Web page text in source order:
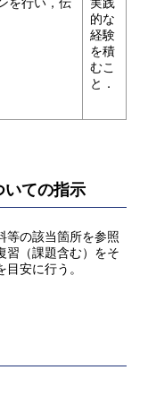
を行い，伝
実践
的な
経験
を積
むこ
と．
いての指示
等の該当箇所を参照
習（課題含む）をそ
安に行う。